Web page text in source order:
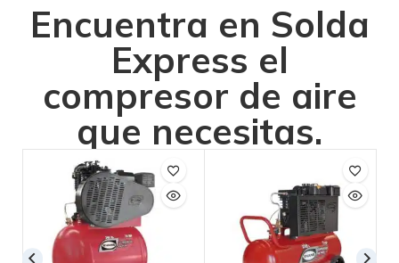
Encuentra en Solda
Express el
compresor de aire
que necesitas.